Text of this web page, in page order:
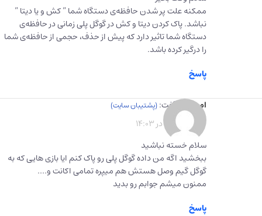
ممکنه علت پر شدن حافظه‌ی دستگاه شما ” کش و یا دیتا ”
نباشد. پاک کردن دیتا و کش در گوگل پلی زمانی در حافظه‌ی
دستگاه شما تاثیر دارد که پیش از حذف، حجمی از حافظه‌ی شما
را درگیر کرده باشد.
پاسخ
امیرعلی
گفت:
1403-03-14 در 14:03
سلام خسته نباشید
ببخشید اگه من داده گوگل پلی رو پاک کنم ایا بازی هایی که به
گوگل گیم وصل هستش هم میپره تمامی اکانت و….
ممنون میشم جوابم رو بدید
پاسخ